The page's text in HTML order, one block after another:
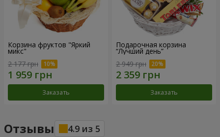
Корзина фруктов "Яркий
микс"
2 177 грн
Заказать
Подарочная корзина
“Лучший день”
2 949 грн
Заказать
Отзывы 4.9 из 5